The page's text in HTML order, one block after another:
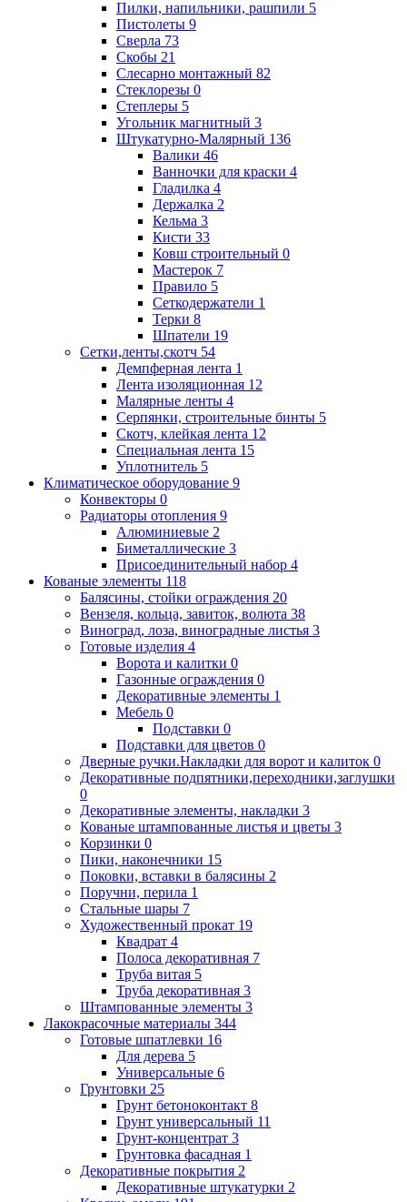
Пилки, напильники, рашпили 5
Пистолеты 9
Сверла 73
Скобы 21
Слесарно монтажный 82
Стеклорезы 0
Степлеры 5
Угольник магнитный 3
Штукатурно-Малярный 136
Валики 46
Ванночки для краски 4
Гладилка 4
Держалка 2
Кельма 3
Кисти 33
Ковш строительный 0
Мастерок 7
Правило 5
Сеткодержатели 1
Терки 8
Шпатели 19
Сетки,ленты,скотч 54
Демпферная лента 1
Лента изоляционная 12
Малярные ленты 4
Серпянки, строительные бинты 5
Скотч, клейкая лента 12
Специальная лента 15
Уплотнитель 5
Климатическое оборудование 9
Конвекторы 0
Радиаторы отопления 9
Алюминиевые 2
Биметаллические 3
Присоединительный набор 4
Кованые элементы 118
Балясины, стойки ограждения 20
Вензеля, кольца, завиток, волюта 38
Виноград, лоза, виноградные листья 3
Готовые изделия 4
Ворота и калитки 0
Газонные ограждения 0
Декоративные элементы 1
Мебель 0
Подставки 0
Подставки для цветов 0
Дверные ручки.Накладки для ворот и калиток 0
Декоративные подпятники,переходники,заглушки
0
Декоративные элементы, накладки 3
Кованые штампованные листья и цветы 3
Корзинки 0
Пики, наконечники 15
Поковки, вставки в балясины 2
Поручни, перила 1
Стальные шары 7
Художественный прокат 19
Квадрат 4
Полоса декоративная 7
Труба витая 5
Труба декоративная 3
Штампованные элементы 3
Лакокрасочные материалы 344
Готовые шпатлевки 16
Для дерева 5
Универсальные 6
Грунтовки 25
Грунт бетоноконтакт 8
Грунт универсальный 11
Грунт-концентрат 3
Грунтовка фасадная 1
Декоративные покрытия 2
Декоративные штукатурки 2